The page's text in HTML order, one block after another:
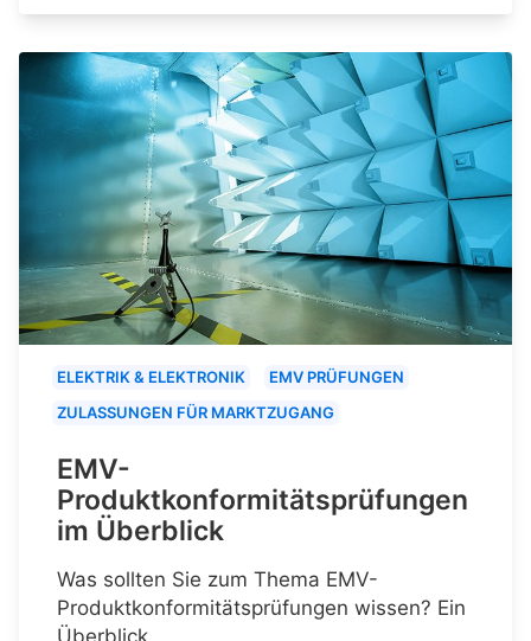
ELEKTRIK & ELEKTRONIK
EMV PRÜFUNGEN
ZULASSUNGEN FÜR MARKTZUGANG
EMV-
Produktkonformitätsprüfungen
im Überblick
Was sollten Sie zum Thema EMV-
Produktkonformitätsprüfungen wissen? Ein